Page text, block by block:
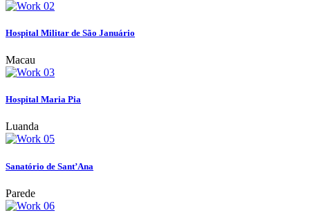
Hospital Militar de São Januário
Macau
Hospital Maria Pia
Luanda
Sanatório de Sant’Ana
Parede